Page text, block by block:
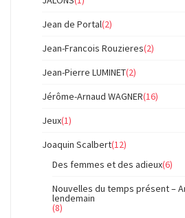
Jean de Portal(2)
Jean-Francois Rouzieres(2)
Jean-Pierre LUMINET(2)
Jérôme-Arnaud WAGNER(16)
Jeux(1)
Joaquin Scalbert(12)
Des femmes et des adieux(6)
Nouvelles du temps présent –
lendemain
(8)